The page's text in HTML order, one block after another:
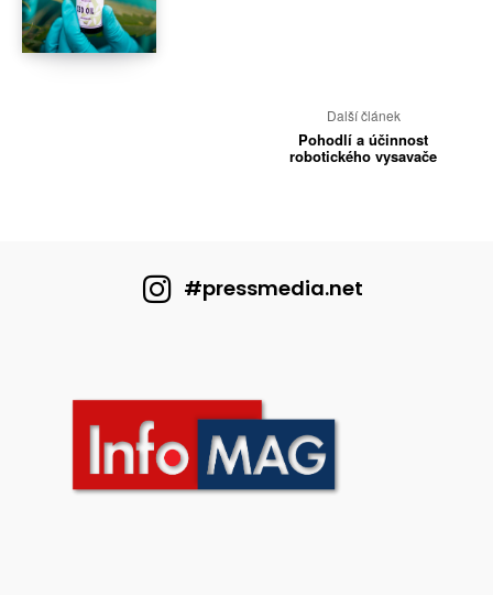
Další článek
Pohodlí a účinnost
robotického vysavače
#pressmedia.net